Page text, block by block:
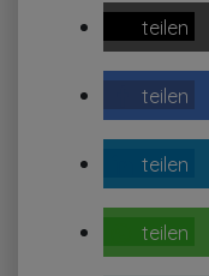
teilen
teilen
teilen
teilen